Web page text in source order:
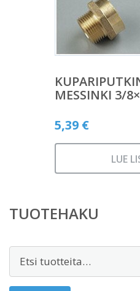
MESSINKI 3/
5,39 €
LUE
TUOTEHAKU
Etsi: